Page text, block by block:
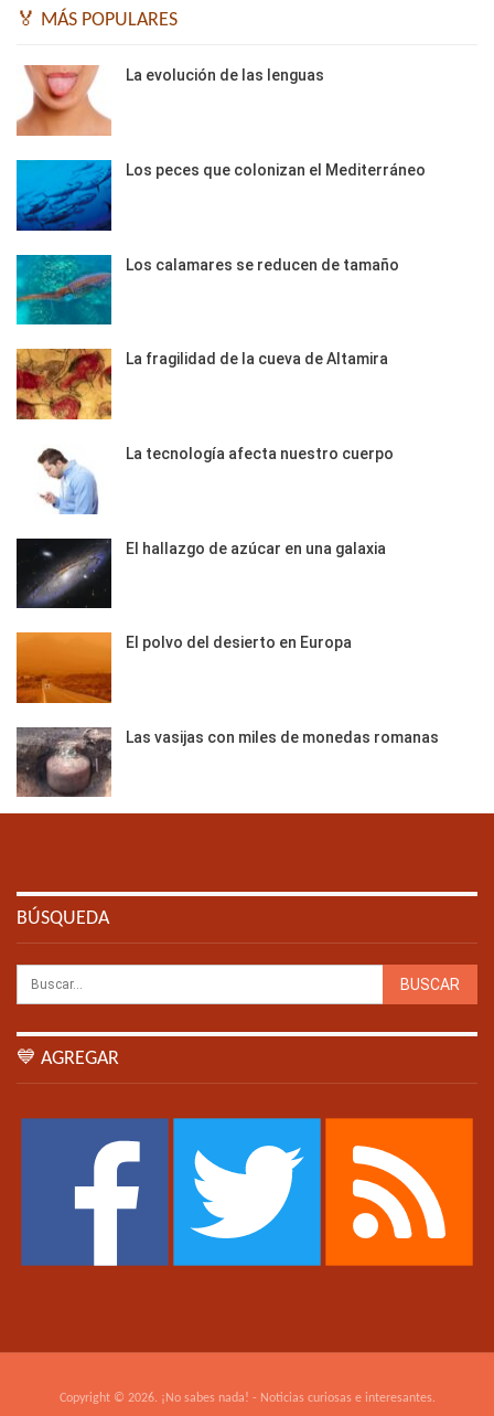
🏅 MÁS POPULARES
La evolución de las lenguas
Los peces que colonizan el Mediterráneo
Los calamares se reducen de tamaño
La fragilidad de la cueva de Altamira
La tecnología afecta nuestro cuerpo
El hallazgo de azúcar en una galaxia
El polvo del desierto en Europa
Las vasijas con miles de monedas romanas
BÚSQUEDA
💙 AGREGAR
Copyright © 2026. ¡No sabes nada! - Noticias curiosas e interesantes.